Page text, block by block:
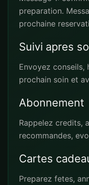
preparation.
prochaine
Suivi apres
Envoyez
prochain soin et
Abonnement
Rappelez credits,
recommandes,
Cartes
Preparez fetes,